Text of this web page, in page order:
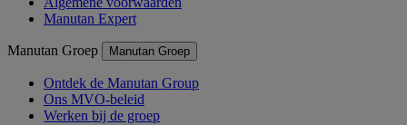
Manutan Expert
Manutan Groep Manutan Groep
Ontdek de Manutan Group
Ons MVO-beleid
Werken bij de groep